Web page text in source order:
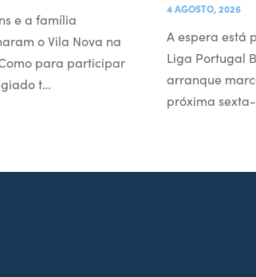
e a família
o Vila Nova na
para participar
t…
4 AGOSTO, 2026
A espera está
Liga Portugal
arranque
próxima